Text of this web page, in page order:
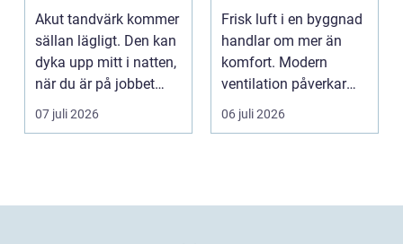
tanden krisar
Akut tandvärk kommer
sällan lägligt. Den kan
dyka upp mitt i natten,
när du är på jobbet
eller preci...
07 juli 2026
byggnader och
lägre
energikostnader
Frisk luft i en byggnad
handlar om mer än
komfort. Modern
ventilation påverkar
hälsa...
06 juli 2026